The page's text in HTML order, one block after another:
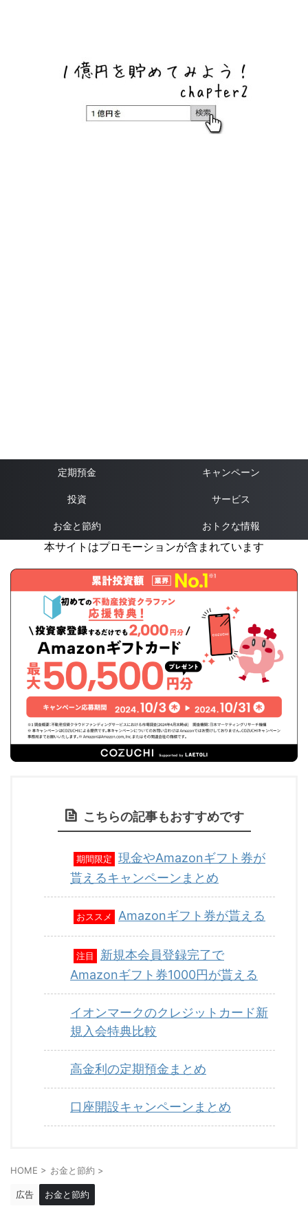
定期預金 キャンペーン
投資 サービス
お金と節約 おトクな情報
本サイトはプロモーションが含まれています
こちらの記事もおすすめです
期間限定
現金やAmazonギフト券が
貰えるキャンペーンまとめ
おススメ Amazonギフト券が貰える
注目
新規本会員登録完了で
Amazonギフト券1000円が貰える
イオンマークのクレジットカード新
規入会特典比較
高金利の定期預金まとめ
口座開設キャンペーンまとめ
HOME > お金と節約 >
広告 お金と節約